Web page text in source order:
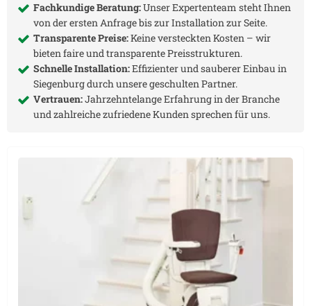
Fachkundige Beratung:Unser Expertenteam steht Ihnen
von der ersten Anfrage bis zur Installation zur Seite.
Transparente Preise:Keine versteckten Kosten – wir
bieten faire und transparente Preisstrukturen.
Schnelle Installation:Effizienter und sauberer Einbau in
Siegenburgdurch unsere geschulten Partner.
Vertrauen:Jahrzehntelange Erfahrung in der Branche
und zahlreiche zufriedene Kunden sprechen für uns.